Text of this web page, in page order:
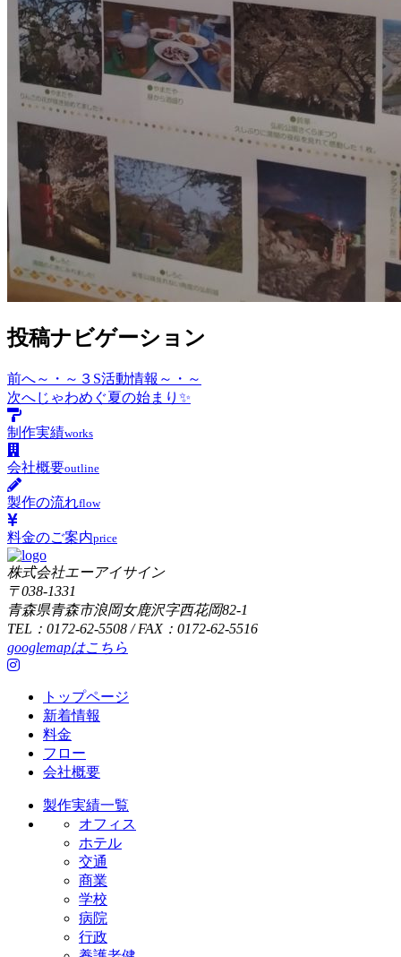
投稿ナビゲーション
前へ～・～３S活動情報～・～
次へじゃわめぐ夏の始まり✨
制作実績works
会社概要outline
製作の流れflow
料金のご案内price
株式会社エーアイサイン
〒038-1331
青森県青森市浪岡女鹿沢字西花岡82-1
TEL：0172-62-5508 / FAX：0172-62-5516
googlemapはこちら
トップページ
新着情報
料金
フロー
会社概要
製作実績一覧
オフィス
ホテル
交通
商業
学校
病院
行政